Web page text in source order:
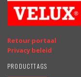
Retour portaal
Privacy beleid
PRODUCTTAGS